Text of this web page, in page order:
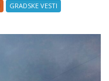
GRADSKE VESTI